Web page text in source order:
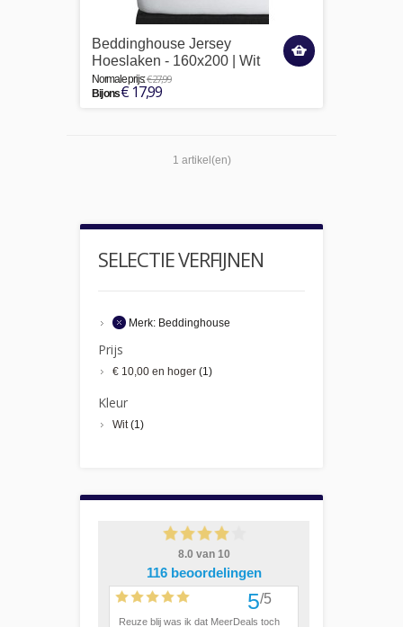
Beddinghouse Jersey
Hoeslaken - 160x200 | Wit
Normale prijs:€ 27,99
Bij ons€ 17,99
1 artikel(en)
SELECTIE VERFIJNEN
Merk: Beddinghouse
Prijs
€ 10,00 en hoger (1)
Kleur
Wit(1)